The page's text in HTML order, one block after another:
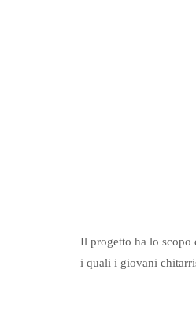
Il progetto ha lo scopo
i quali i giovani